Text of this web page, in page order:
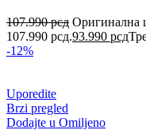
107.990рсд Оригинална
107.990 рсд.93.990 рсд
-12%
Uporedite
Brzi pregled
Dodajte u Omiljeno